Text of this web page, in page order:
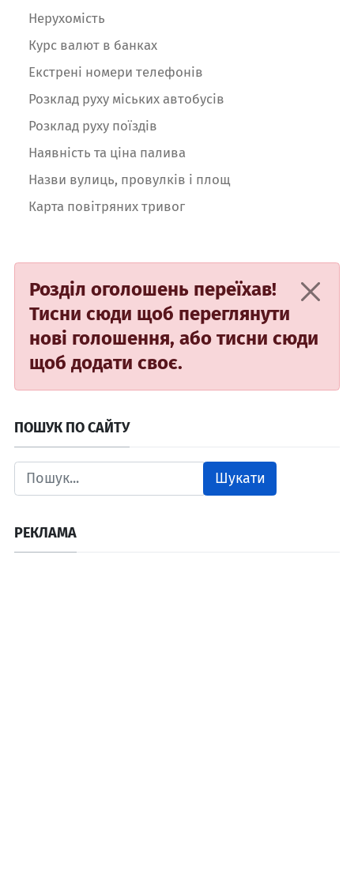
Нерухомість
Курс валют в банках
Екстрені номери телефонів
Розклад руху міських автобусів
Розклад руху поїздів
Наявність та ціна палива
Назви вулиць, провулків і площ
Карта повітряних тривог
Розділ оголошень переїхав!
Тисни сюди щоб переглянути
нові голошення, або тисни сюди
щоб додати своє.
ПОШУК ПО САЙТУ
Шукати
РЕКЛАМА